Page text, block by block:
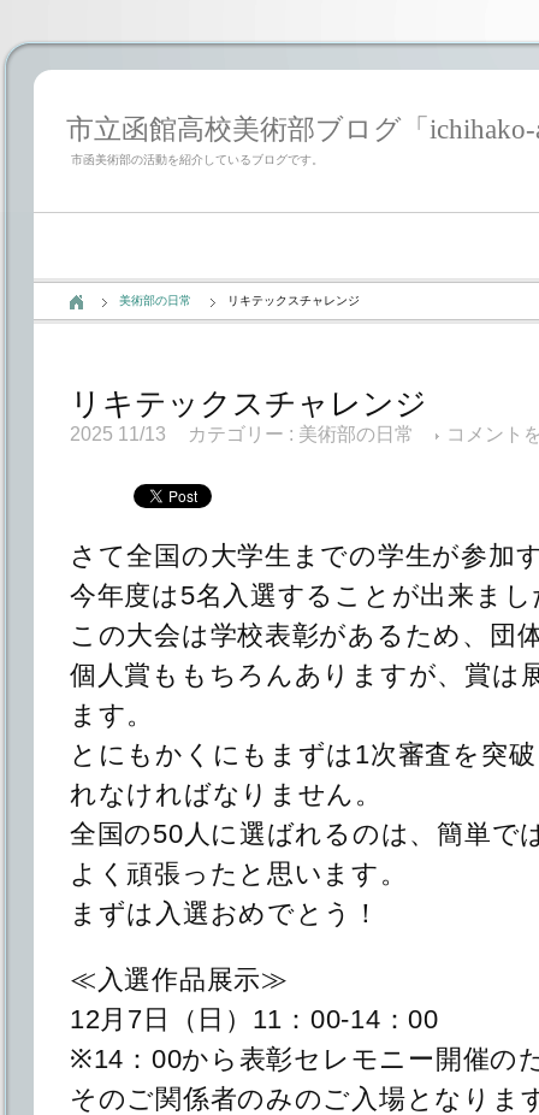
市立函館高校美術部ブログ「ichihako-
市函美術部の活動を紹介しているブログです。
美術部の日常 リキテックスチャレンジ
リキテックスチャレンジ
2025 11/13 カテゴリー : 美術部の日常 コメント
さて全国の大学生までの学生が参加
今年度は5名入選することが出来まし
この大会は学校表彰があるため、団
個人賞ももちろんありますが、賞は
ます。
とにもかくにもまずは1次審査を突
れなければなりません。
全国の50人に選ばれるのは、簡単で
よく頑張ったと思います。
まずは入選おめでとう！
≪入選作品展示≫
12月7日（日）11：00-14：00
※14：00から表彰セレモニー開催の
そのご関係者のみのご入場となりま